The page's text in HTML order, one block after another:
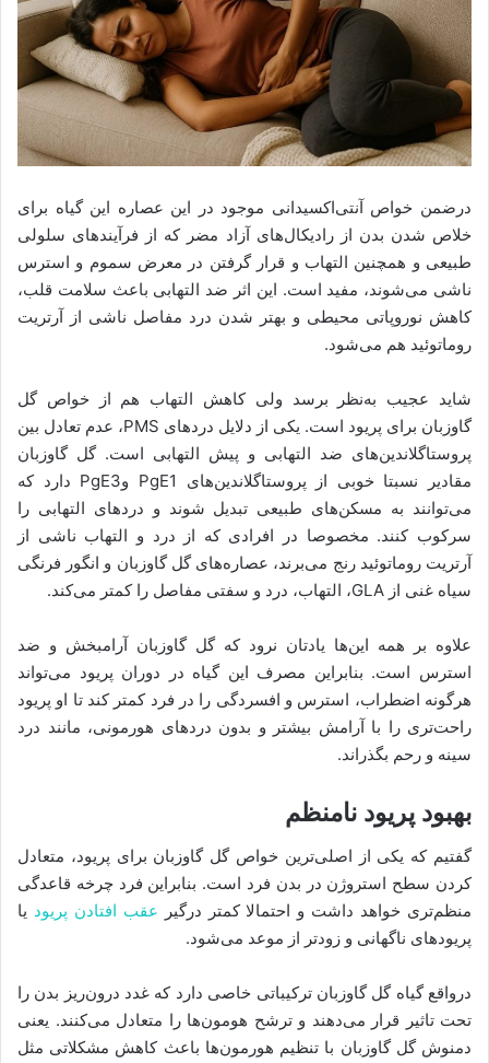
درضمن خواص آنتی‌اکسیدانی موجود در این عصاره این گیاه برای
خلاص شدن بدن از رادیکال‌های آزاد مضر که از فرآیندهای سلولی
طبیعی و همچنین التهاب و قرار گرفتن در معرض سموم و استرس
ناشی می‌شوند، مفید است. این اثر ضد التهابی باعث سلامت قلب،
کاهش نوروپاتی محیطی و بهتر شدن درد مفاصل ناشی از آرتریت
روماتوئید هم می‌شود.
شاید عجیب به‌نظر برسد ولی کاهش التهاب هم از خواص گل
گاوزبان برای پریود است. یکی از دلایل دردهای PMS، عدم تعادل بین
پروستاگلاندین‌های ضد التهابی و پیش التهابی است. گل گاوزبان
مقادیر نسبتا خوبی از پروستاگلاندین‌های PgE1 وPgE3 دارد که
می‌توانند به مسکن‌های طبیعی تبدیل شوند و دردهای التهابی را
سرکوب کنند. مخصوصا در افرادی که از درد و التهاب ناشی از
آرتریت روماتوئید رنج می‌برند، عصاره‌های گل گاوزبان و انگور فرنگی
سیاه غنی از GLA، التهاب، درد و سفتی مفاصل را کمتر می‌کند.
علاوه بر همه این‌ها یادتان نرود که گل گاوزبان آرامبخش و ضد
استرس است. بنابراین مصرف این گیاه در دوران پریود می‌تواند
هرگونه اضطراب، استرس و افسردگی را در فرد کمتر کند تا او پریود
راحت‌تری را با آرامش بیشتر و بدون دردهای هورمونی، مانند درد
سینه و رحم بگذراند.
بهبود پریود نامنظم
گفتیم که یکی از اصلی‌ترین خواص گل گاوزبان برای پریود، متعادل
کردن سطح استروژن در بدن فرد است. بنابراین فرد چرخه قاعدگی
منظم‌تری خواهد داشت و احتمالا کمتر درگیر عقب افتادن پریود یا
پریودهای ناگهانی و زودتر از موعد می‌شود.
درواقع گیاه گل گاوزبان ترکیباتی خاصی دارد که غدد درون‌ریز بدن را
تحت تاثیر قرار می‌دهند و ترشح هومون‌ها را متعادل می‌کنند. یعنی
دمنوش گل گاوزبان با تنظیم هورمون‌ها باعث کاهش مشکلاتی مثل